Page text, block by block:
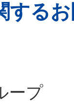
する
ープ